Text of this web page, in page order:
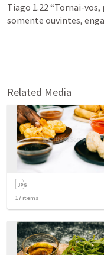
Tiago 1.22 “Tornai-vos,
somente ouvintes,
Related Media
17 items